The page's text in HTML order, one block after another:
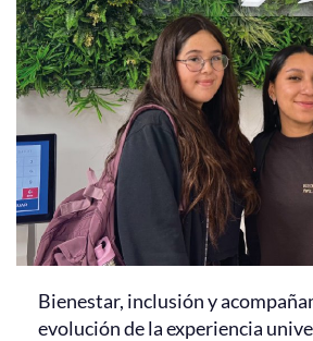
Bienestar, inclusión y
evolución de la experiencia